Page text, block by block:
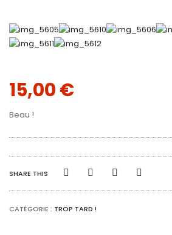
15,00€
Beau !
SHARE THIS
CATÉGORIE : TROP TARD !